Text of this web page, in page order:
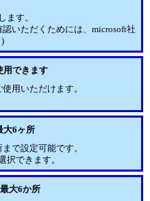
ます。
認いただくためには、microsoft社
用できます
用いただけます。
大6ヶ所
で設定可能です。
択できます。
大6か所